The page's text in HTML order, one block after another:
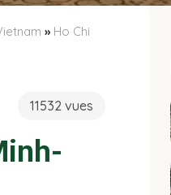
» Ho Chi
11532 vues